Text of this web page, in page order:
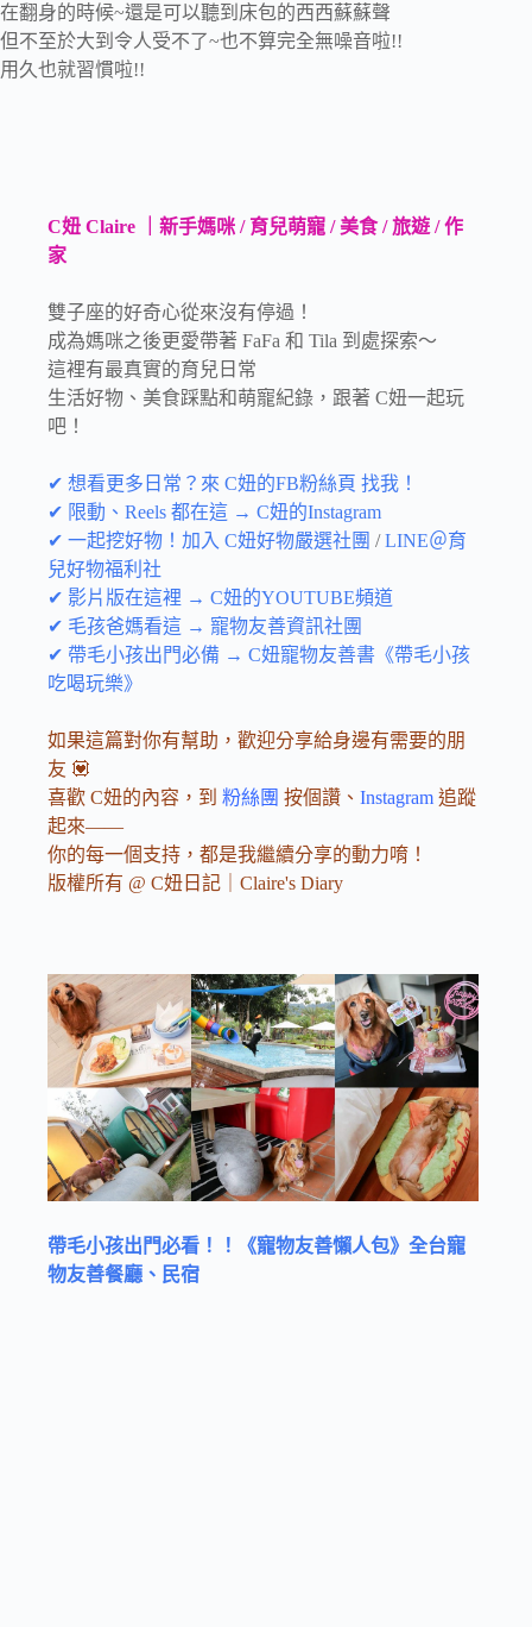
在翻身的時候~還是可以聽到床包的西西蘇蘇聲
但不至於大到令人受不了~也不算完全無噪音啦!!
用久也就習慣啦!!
C妞 Claire ｜新手媽咪 / 育兒萌寵 / 美食 / 旅遊 / 作
家
雙子座的好奇心從來沒有停過！
成為媽咪之後更愛帶著 FaFa 和 Tila 到處探索～
這裡有最真實的育兒日常
生活好物、美食踩點和萌寵紀錄，跟著 C妞一起玩
吧！
✔ 想看更多日常？來 C妞的FB粉絲頁 找我！
✔ 限動、Reels 都在這 → C妞的Instagram
✔ 一起挖好物！加入 C妞好物嚴選社團 /LINE＠育
兒好物福利社
✔ 影片版在這裡 → C妞的YOUTUBE頻道
✔ 毛孩爸媽看這 → 寵物友善資訊社團
✔ 帶毛小孩出門必備 → C妞寵物友善書《帶毛小孩
吃喝玩樂》
如果這篇對你有幫助，歡迎分享給身邊有需要的朋
友 💟
喜歡 C妞的內容，到 粉絲團 按個讚、 Instagram 追蹤
起來——
你的每一個支持，都是我繼續分享的動力唷！
版權所有 @ C妞日記｜Claire's Diary
帶毛小孩出門必看！！《寵物友善懶人包》全台寵
物友善餐廳、民宿